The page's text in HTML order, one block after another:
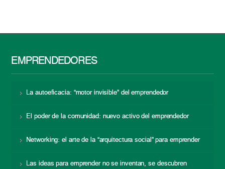
EMPRENDEDORES
La autoeficacia: “motor invisible” del emprendedor
El poder de la comunidad: nuevo activo del emprendedor
Networking: el arte de la “arquitectura social” para emprender
Las ideas para emprender no se inventan, se descubren